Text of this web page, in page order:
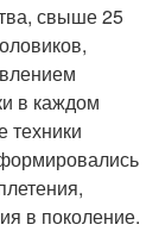
свыше 25
в каждом
техники
в поколение.